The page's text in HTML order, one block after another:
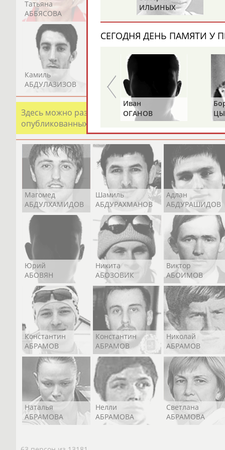
Татьяна
АББЯСОВА
АБДИКАРИМОВА
Артур
АБДРАХМАНОВ
Камиль
АБДУЛАЗИЗОВ
Загалав
АБДУЛБЕКОВ
Камалудин
АБДУЛДАУДОВ
Здесь можно разместить информацию о хорошо
опубликованных записях. Страна должна знать
Магомед
АБДУЛХАМИДОВ
Шамиль
АБДУРАХМАНОВ
Адлан
АБДУРАШИДОВ
Юрий
АБОВЯН
Никита
АБОЗОВИК
Виктор
АБОИМОВ
Константин
АБРАМОВ
Константин
АБРАМОВ
Николай
АБРАМОВ
Наталья
АБРАМОВА
Нелли
АБРАМОВА
Светлана
АБРАМОВА
ПУШКАРЕВ
ИЛЬИНЫХ
СЕГОДНЯ ДЕНЬ ПАМЯТИ У
Альгирдас
ЛАУРИТЕНАС
Иван
ОГАНОВ